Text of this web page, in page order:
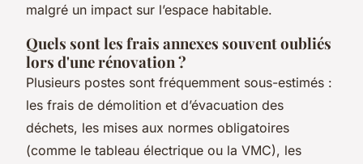
malgré un impact sur l’espace habitable.
Quels sont les frais annexes souvent oubliés
lors d'une rénovation ?
Plusieurs postes sont fréquemment sous-estimés :
les frais de démolition et d’évacuation des
déchets, les mises aux normes obligatoires
(comme le tableau électrique ou la VMC), les